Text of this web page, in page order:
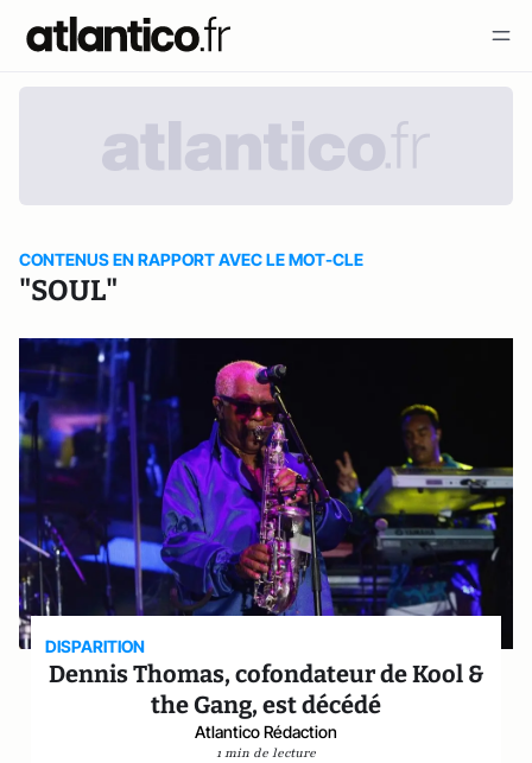
CONTENUS EN RAPPORT AVEC LE MOT-CLE
"SOUL"
DISPARITION
Dennis Thomas, cofondateur de Kool &
the Gang, est décédé
Atlantico Rédaction
1 min de lecture